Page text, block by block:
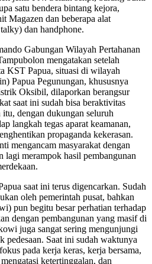
satu bendera bintang kejora,
Magazen dan beberapa alat
dan handphone.
Gabungan Wilayah Pertahanan
mengatakan setelah
KST Papua, situasi di wilayah
Papua Pegunungan, khususnya
Oksibil, dilaporkan berangsur
saat ini sudah bisa beraktivitas
dengan dukungan seluruh
langkah tegas aparat keamanan,
propaganda kekerasan.
mengancam masyarakat dengan
lagi merampok hasil pembangunan
saat ini terus digencarkan. Sudah
oleh pemerintah pusat, bahkan
pun begitu besar perhatian terhadap
dengan pembangunan yang masif di
juga sangat sering mengunjungi
pedesaan. Saat ini sudah waktunya
pada kerja keras, kerja bersama,
ketertinggalan, dan